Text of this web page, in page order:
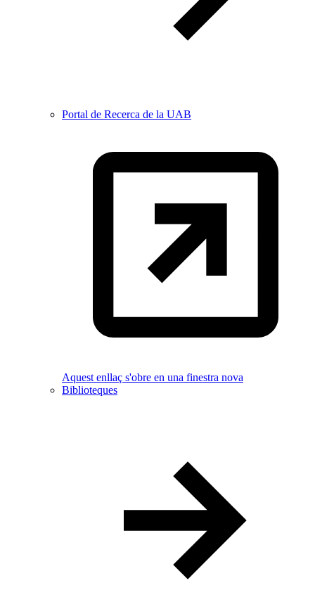
Portal de Recerca de la UAB
Aquest enllaç s'obre en una finestra nova
Biblioteques